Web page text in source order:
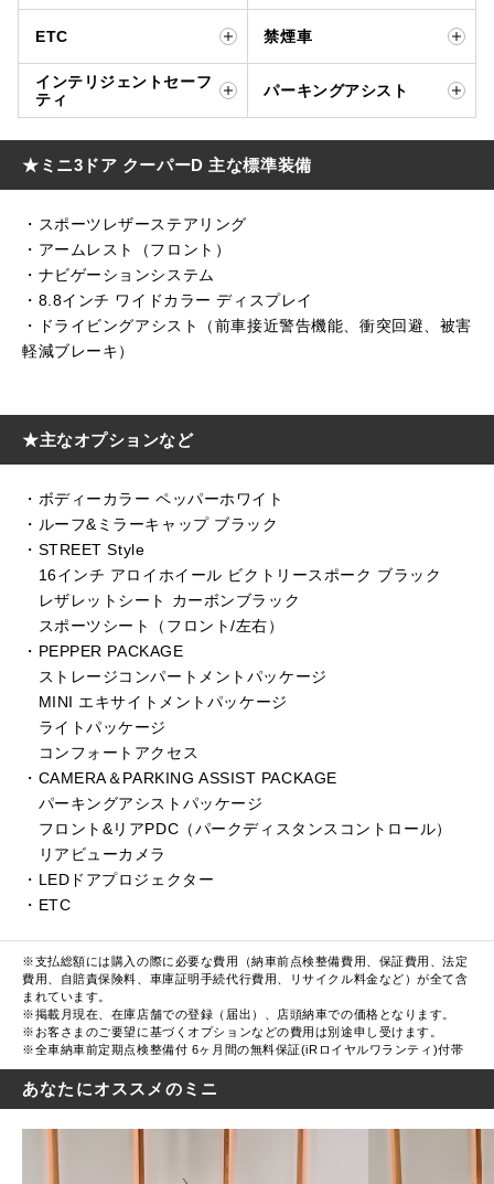
ETC 禁煙車
インテリジェントセーフ
ティ
パーキングアシスト
★ミニ3ドア クーパーD 主な標準装備
・スポーツレザーステアリング
・アームレスト（フロント）
・ナビゲーションシステム
・8.8インチ ワイドカラー ディスプレイ
・ドライビングアシスト（前車接近警告機能、衝突回避、被害
軽減ブレーキ）
★主なオプションなど
・ボディーカラー ペッパーホワイト
・ルーフ&ミラーキャップ ブラック
・STREET Style
16インチ アロイホイール ビクトリースポーク ブラック
レザレットシート カーボンブラック
スポーツシート（フロント/左右）
・PEPPER PACKAGE
ストレージコンパートメントパッケージ
MINI エキサイトメントパッケージ
ライトパッケージ
コンフォートアクセス
・CAMERA＆PARKING ASSIST PACKAGE
パーキングアシストパッケージ
フロント&リアPDC（パークディスタンスコントロール）
リアビューカメラ
・LEDドアプロジェクター
・ETC
※支払総額には購入の際に必要な費用（納車前点検整備費用、保証費用、法定
費用、自賠責保険料、車庫証明手続代行費用、リサイクル料金など）が全て含
まれています。
※掲載月現在、在庫店舗での登録（届出）、店頭納車での価格となります。
※お客さまのご要望に基づくオプションなどの費用は別途申し受けます。
※全車納車前定期点検整備付 6ヶ月間の無料保証(iRロイヤルワランティ)付帯
あなたにオススメのミニ